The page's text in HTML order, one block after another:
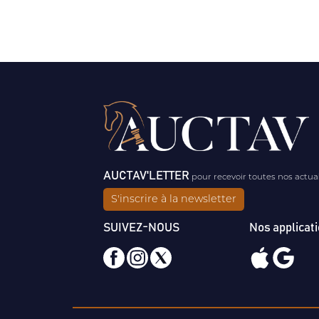
AUCTAV'LETTER pour recevoir toutes nos
S'inscrire à la newsletter
SUIVEZ-NOUS Nos